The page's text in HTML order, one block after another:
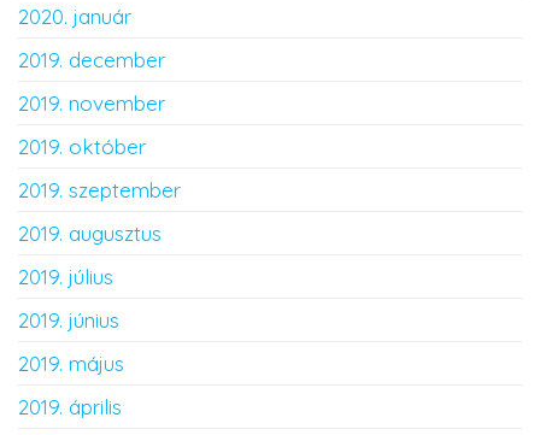
2020. január
2019. december
2019. november
2019. október
2019. szeptember
2019. augusztus
2019. július
2019. június
2019. május
2019. április